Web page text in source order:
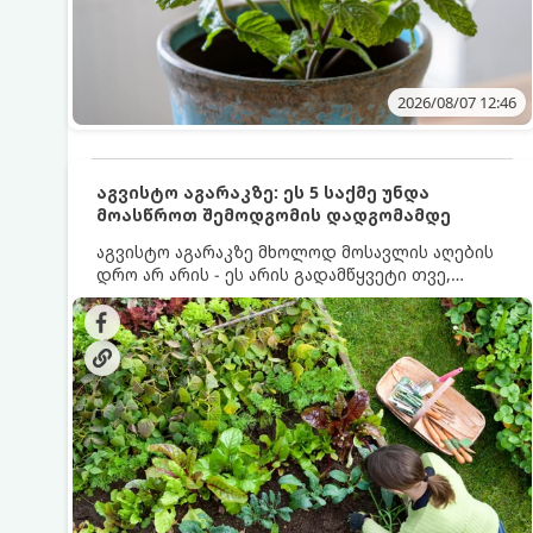
2026/08/07 12:46
აგვისტო აგარაკზე: ეს 5 საქმე უნდა
მოასწროთ შემოდგომის დადგომამდე
აგვისტო აგარაკზე მხოლოდ მოსავლის აღების
დრო არ არის - ეს არის გადამწყვეტი თვე,
როდესაც საფუძველი ეყრება მომავალი წლის
მოსავალს და ბაღი მზადდება შემოდგომა-
ზამთრის სეზონისთვის. იმისათვის, რომ
ნიადაგმა ენერგია აღიდგინოს, ხოლო
მცენარეებმა ზამთარს გაუძლონ, აგვისტოს
ბოლომდე 5 მნიშვნელოვანი საქმის გაკეთება
უნდა მოასწროთ: